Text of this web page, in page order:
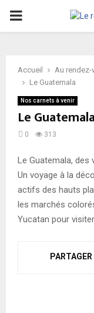
PRIMARY
Accueil Au
Le Guatemala
Nos carnets à venir
Le Guatemala
0 313
Le Guatemala, des
Un voyage à la
actifs des hauts
les marchés
Yucatan pour
PARTAGER